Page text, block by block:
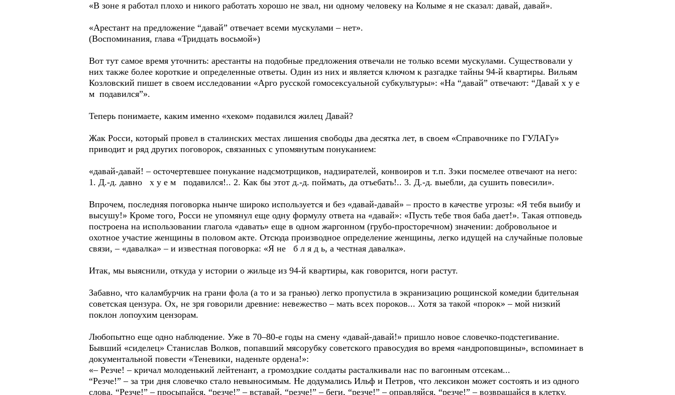
«В зоне я работал плохо и никого работать хорошо не звал, ни одному человеку на Колыме я не сказал: давай, давай».
«Арестант на предложение “давай” отвечает всеми мускулами – нет».
(Воспоминания, глава «Тридцать восьмой»)
Вот тут самое время уточнить: арестанты на подобные предложения отвечали не только всеми мускулами. Существовали у
них также более короткие и определенные ответы. Один из них и является ключом к разгадке тайны 94-й квартиры. Вильям
Козловский пишет в своем исследовании «Арго русской гомосексуальной субкультуры»: «На “давай” отвечают: “Давай х у е
м подавился”».
Теперь понимаете, каким именно «хеком» подавился жилец Давай?
Жак Росси, который провел в сталинских местах лишения свободы два десятка лет, в своем «Справочнике по ГУЛАГу»
приводит и ряд других поговорок, связанных с упомянутым понуканием:
«давай-давай! – осточертевшее понукание надсмотрщиков, надзирателей, конвоиров и т.п. Зэки посмелее отвечают на него:
1. Д.-д. давно х у е м подавился!.. 2. Как бы этот д.-д. поймать, да отъебать!.. 3. Д.-д. выебли, да сушить повесили».
Впрочем, последняя поговорка нынче широко используется и без «давай-давай» – просто в качестве угрозы: «Я тебя выибу и
высушу!» Кроме того, Росси не упомянул еще одну формулу ответа на «давай»: «Пусть тебе твоя баба дает!». Такая отповедь
построена на использовании глагола «давать» еще в одном жаргонном (грубо-просторечном) значении: добровольное и
охотное участие женщины в половом акте. Отсюда производное определение женщины, легко идущей на случайные половые
связи, – «давалка» – и известная поговорка: «Я не б л я д ь, а честная давалка».
Итак, мы выяснили, откуда у истории о жильце из 94-й квартиры, как говорится, ноги растут.
Забавно, что каламбурчик на грани фола (а то и за гранью) легко пропустила в экранизацию рощинской комедии бдительная
советская цензура. Ох, не зря говорили древние: невежество – мать всех пороков... Хотя за такой «порок» – мой низкий
поклон лопоухим цензорам.
Любопытно еще одно наблюдение. Уже в 70–80-е годы на смену «давай-давай!» пришло новое словечко-подстегивание.
Бывший «сиделец» Станислав Волков, попавший мясорубку советского правосудия во время «андроповщины», вспоминает в
документальной повести «Теневики, наденьте ордена!»:
«– Резче! – кричал молоденький лейтенант, а громоздкие солдаты расталкивали нас по вагонным отсекам...
“Резче!” – за три дня словечко стало невыносимым. Не додумались Ильф и Петров, что лексикон может состоять и из одного
слова. “Резче!” – просыпайся, “резче!” – вставай, “резче!” – беги, “резче!” – оправляйся, “резче!” – возвращайся в клетку.